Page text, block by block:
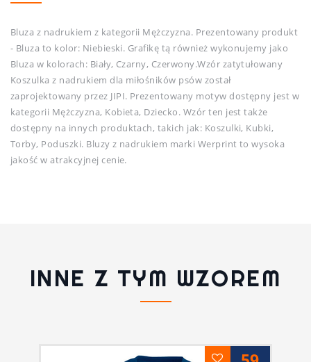
Bluza z nadrukiem z kategorii Mężczyzna. Prezentowany produkt
- Bluza to kolor: Niebieski. Grafikę tą również wykonujemy jako
Bluza w kolorach: Biały, Czarny, Czerwony.Wzór zatytułowany
Koszulka z nadrukiem dla miłośników psów został
zaprojektowany przez JIPI. Prezentowany motyw dostępny jest w
kategorii Mężczyzna, Kobieta, Dziecko. Wzór ten jest także
dostępny na innych produktach, takich jak: Koszulki, Kubki,
Torby, Poduszki. Bluzy z nadrukiem marki Werprint to wysoka
jakość w atrakcyjnej cenie.
INNE Z TYM WZOREM